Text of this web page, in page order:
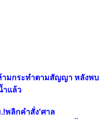
ห้ามกระทำตามสัญญา หลังพบ
ำแล้ว
พลิกคำสั่ง'ศาล